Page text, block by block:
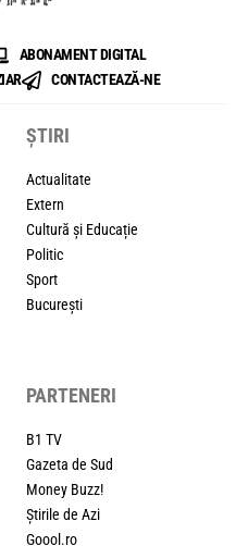
ABONAMENT DIGITAL
CONTACTEAZĂ-NE
ȘTIRI
Actualitate
Extern
Cultură și Educație
Politic
Sport
București
PARTENERI
B1 TV
Gazeta de Sud
Money Buzz!
Știrile de Azi
Goool.ro